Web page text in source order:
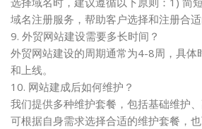
域名注册服务，帮助客户选择和注册合适
9. 外贸网站建设需要多长时间？
外贸网站建设的周期通常为4-8周，具
和上线。
10. 网站建成后如何维护？
我们提供多种维护套餐，包括基础维护
可根据自身需求选择合适的维护套餐，也